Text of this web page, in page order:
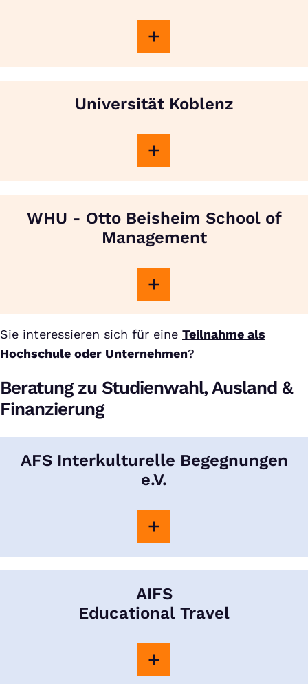
Universität Koblenz
WHU - Otto Beisheim School of
Management
Sie interessieren sich für eine Teilnahme als
Hochschule oder Unternehmen?
Beratung zu Studienwahl, Ausland &
Finanzierung
AFS Interkulturelle Begegnungen
e.V.
AIFS
Educational Travel